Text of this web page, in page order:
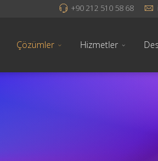
+90 212 510 58 68
Çözümler Hizmetler